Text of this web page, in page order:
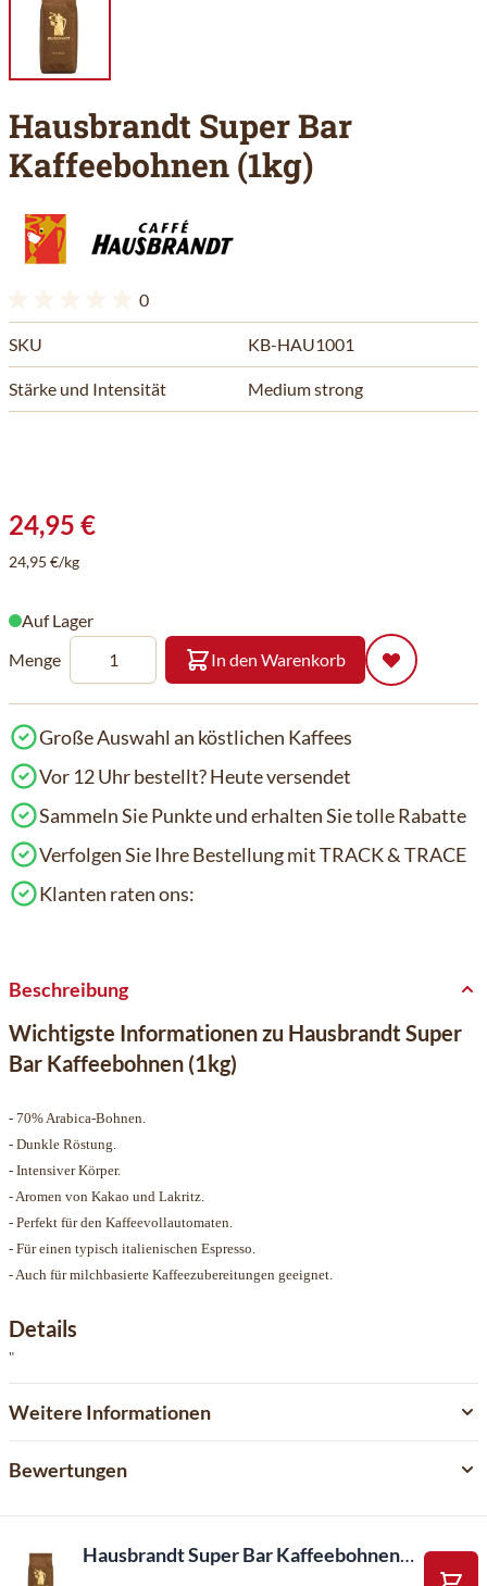
Hausbrandt Super Bar
Kaffeebohnen (1kg)
0
SKU KB-HAU1001
Stärke und Intensität Medium strong
24,95 €
24,95 €/kg
Auf Lager
Menge
In den Warenkorb
Große Auswahl an köstlichen Kaffees
Vor 12 Uhr bestellt? Heute versendet
Sammeln Sie Punkte und erhalten Sie tolle Rabatte
Verfolgen Sie Ihre Bestellung mit TRACK & TRACE
Klanten raten ons:
Beschreibung
Wichtigste Informationen zu Hausbrandt Super
Bar Kaffeebohnen (1kg)
- 70% Arabica-Bohnen.
- Dunkle Röstung.
- Intensiver Körper.
- Aromen von Kakao und Lakritz.
- Perfekt für den Kaffeevollautomaten.
- Für einen typisch italienischen Espresso.
- Auch für milchbasierte Kaffeezubereitungen geeignet.
Details
"
Weitere Informationen
Bewertungen
Hausbrandt Super Bar Kaffeebohnen (1kg)